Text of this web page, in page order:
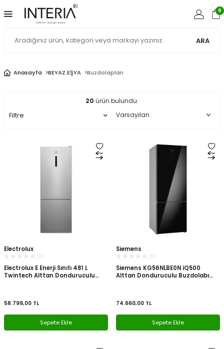
ARA
0
Anasayfa BEYAZ EŞYA Buzdolapları
Buzdolapları
Filtre
20 ürün bulundu.
Electrolux
(0)
Electrolux E Enerji Sınıfı 481 L
Twintech Alttan Donduruculu
58.799,00 TL
Sepete Ekle
Siemens
(0)
Siemens KG56NLBE0N iQ500
Alttan Donduruculu Buzdolabı
74.660,00 TL
Sepete Ekle